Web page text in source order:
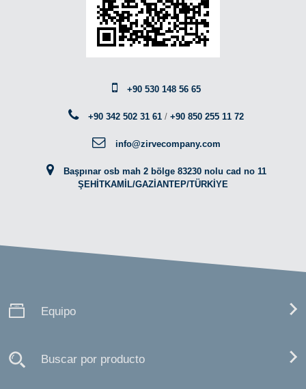
+90 530 148 56 65
+90 342 502 31 61 /+90 850 255 11 72
info@zirvecompany.com
Başpınar osb mah 2 bölge 83230 nolu cad no 11
ŞEHİTKAMİL/GAZİANTEP/TÜRKİYE
Equipo
Buscar por producto